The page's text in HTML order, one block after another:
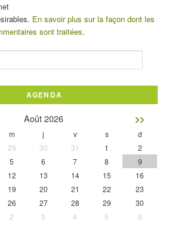
En savoir plus sur la façon dont les
sont traitées.
AGENDA
Août 2026 >>
m j v s
d
29 30 31 1
2
5 6 7 8
9
12 13 14 15
16
19 20 21 22
23
26 27 28 29
30
2 3 4 5 6